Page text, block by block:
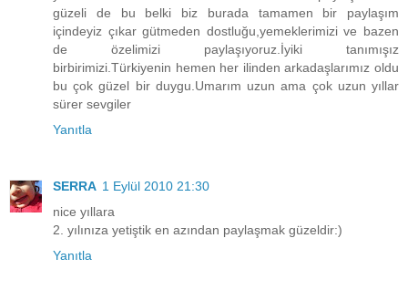
güzeli de bu belki biz burada tamamen bir paylaşım
içindeyiz çıkar gütmeden dostluğu,yemeklerimizi ve bazen
de özelimizi paylaşıyoruz.İyiki tanımışız
birbirimizi.Türkiyenin hemen her ilinden arkadaşlarımız oldu
bu çok güzel bir duygu.Umarım uzun ama çok uzun yıllar
sürer sevgiler
Yanıtla
SERRA 1 Eylül 2010 21:30
nice yıllara
2. yılınıza yetiştik en azından paylaşmak güzeldir:)
Yanıtla